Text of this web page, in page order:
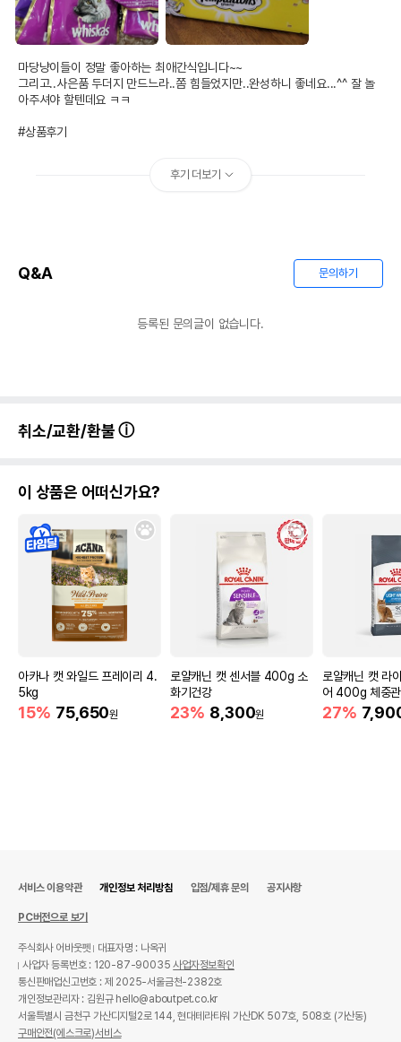
마당냥이들이 정말 좋아하는 최애간식입니다~~
그리고..사은품 두더지 만드느라..쫌 힘들었지만..완성하니 좋네요...^^ 잘 놀
아주셔야 할텐데요 ㅋㅋ
#상품후기
후기 더보기
Q&A 문의하기
등록된 문의글이 없습니다.
취소/교환/환불
이 상품은 어떠신가요?
아카나 캣 와일드 프레이리 4.
5kg
15% 75,650원
로얄캐닌 캣 센서블 400g 소
화기건강
23% 8,300원
로얄캐닌 캣 라
어 400g 체중
27%
서비스 이용약관 개인정보 처리방침 입점/제휴 문의 공지사항
PC버전으로 보기
주식회사 어바웃펫
대표자명 : 나옥귀
사업자 등록번호 : 120-87-90035사업자정보확인
통신판매업신고번호 : 제 2025-서울금천-2382호
개인정보관리자 : 김원규 hello@aboutpet.co.kr
서울특별시 금천구 가산디지털2로 144, 현대테라타워 가산DK 507호, 508호 (가산동)
구매안전(에스크로)서비스